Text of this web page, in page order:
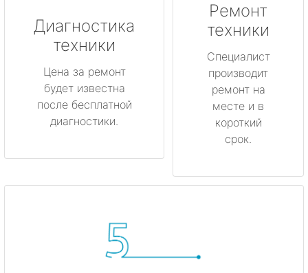
Диагностика
техники
Цена за ремонт
будет известна
после бесплатной
диагностики.
Ремонт
техники
Специалист
производит
ремонт на
месте и в
короткий
срок.